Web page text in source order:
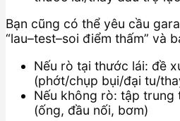
Bạn cũng có thể yêu cầu
“lau–test–soi điểm thấm” và
Nếu rò tại thước lái: đề
(phớt/chụp bụi/đại tu/
Nếu không rò: tập trung
(ống, đầu nối, bơm)